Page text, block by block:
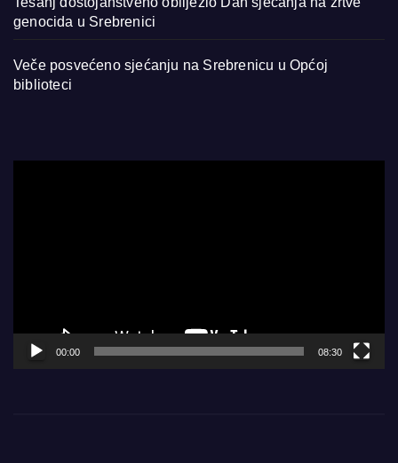
genocida u Srebrenici
Veče posvećeno sjećanju na Srebrenicu u Općoj
biblioteci
00:00 08:30